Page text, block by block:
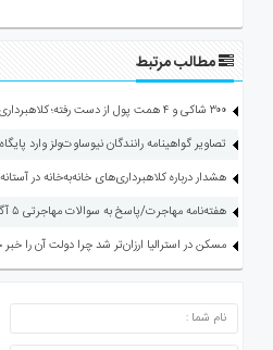
مطالب مرتبط
۳۰۰ شاکی و ۴ همت پول از دست رفته؛ کلاهبرداری و پولشویی در قالب شرکت مهاجرتی
تصاویر گواهینامه رانندگان نیوساوت‌ولز وارد
هشدار درباره کلاهبرداری‌های خانه‌به‌خانه در
هفته‌نامه مهاجرت/پاسخ به سوالات مهاجرتی ۵ آگوست
مسکن در استرالیا ارزان‌تر شد چرا دولت آن را
ارسال دیدگاه